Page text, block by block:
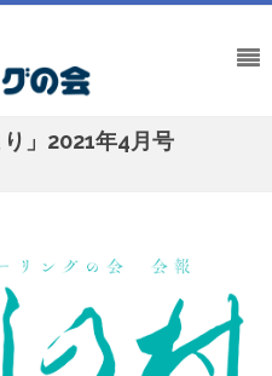
り」2021年4月号